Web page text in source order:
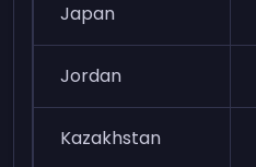
Japan
Jordan
Kazakhstan